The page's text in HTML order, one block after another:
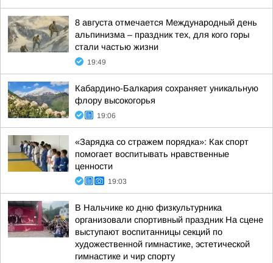
8 августа отмечается Международный день
альпинизма – праздник тех, для кого горы
стали частью жизни
19:49
Кабардино-Балкария сохраняет уникальную
флору высокогорья
19:06
«Зарядка со стражем порядка»: Как спорт
помогает воспитывать нравственные
ценности
19:03
В Нальчике ко дню физкультурника
организовали спортивный праздник На сцене
выступают воспитанницы секций по
художественной гимнастике, эстетической
гимнастике и чир спорту